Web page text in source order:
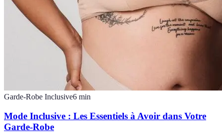
Garde-Robe Inclusive6 min
Mode Inclusive : Les Essentiels à Avoir dans Votre
Garde-Robe